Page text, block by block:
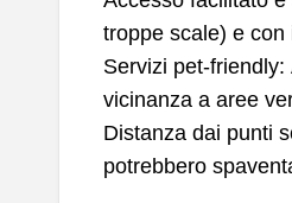
troppe scale) e
Servizi pet-
vicinanza a aree
Distanza dai punti
potrebbero